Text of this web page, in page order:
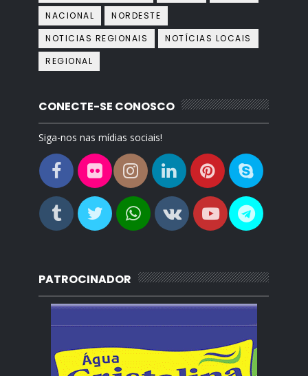
NACIONAL
NORDESTE
NOTICIAS REGIONAIS
NOTÍCIAS LOCAIS
REGIONAL
CONECTE-SE CONOSCO
Siga-nos nas mídias sociais!
PATROCINADOR